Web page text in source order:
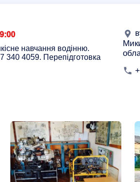
Курси .net
CSS Курси JavaScript Курси
навчання водінню.
340 4059. Перепідготовка